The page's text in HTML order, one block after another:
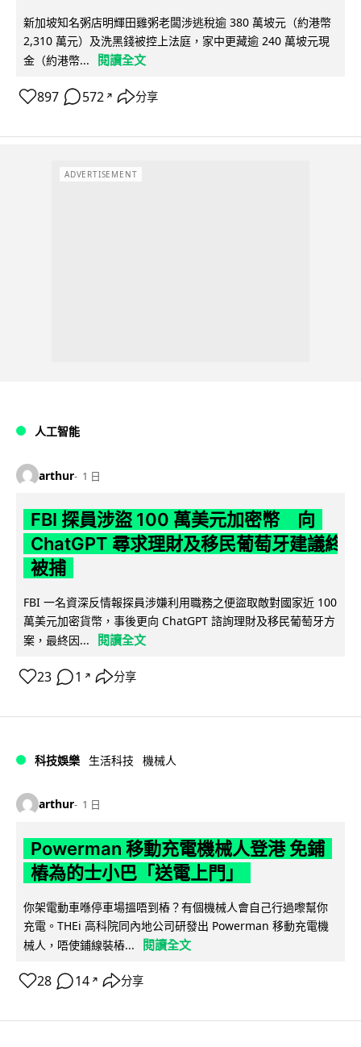
新加坡知名粥店明輝田雞粥老闆涉逃稅逾 380 萬坡元（約港幣
2,310 萬元）及洗黑錢被控上法庭，家中更藏逾 240 萬坡元現
金（約港幣...
閱讀全文
897 572 ↗ 分享
ADVERTISEMENT
人工智能
arthur 1 日
FBI 探員涉盜 100 萬美元加密幣 向
ChatGPT 尋求理財及移民葡萄牙建議終
被捕
FBI 一名資深反情報探員涉嫌利用職務之便盜取敵對國家近 100
萬美元加密貨幣，事後更向 ChatGPT 諮詢理財及移民葡萄牙方
案，最終因...
閱讀全文
23 1 ↗ 分享
科技娛樂 生活科技 機械人
arthur 1 日
Powerman 移動充電機械人登港 免鋪
樁為的士小巴「送電上門」
你架電動車喺停車場搵唔到樁？有個機械人會自己行過嚟幫你
充電。THEi 高科院同內地公司研發出 Powerman 移動充電機
械人，唔使鋪線裝樁...
閱讀全文
28 14 ↗ 分享